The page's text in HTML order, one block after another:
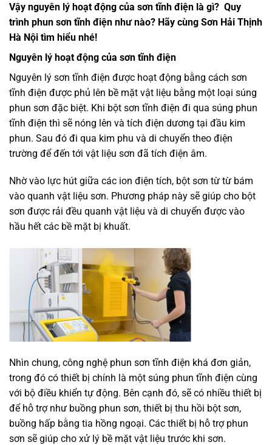
Vậy nguyên lý hoạt động của sơn tĩnh điện là gì? Quy
trình phun sơn tĩnh điện như nào? Hãy cùng Sơn Hải Thịnh
Hà Nội tìm hiểu nhé!
Nguyên lý hoạt động của sơn tĩnh điện
Nguyên lý sơn tĩnh điện được hoạt động bằng cách sơn
tĩnh điện được phủ lên bề mặt vật liệu bằng một loại súng
phun sơn đặc biệt. Khi bột sơn tĩnh điện đi qua súng phun
tĩnh điện thì sẽ nóng lên và tích điện dương tại đầu kim
phun. Sau đó đi qua kim phu và di chuyển theo điện
trường để đến tới vật liệu sơn đã tích điện âm.
Nhờ vào lực hút giữa các ion điện tích, bột sơn từ từ bám
vào quanh vật liệu sơn. Phương pháp này sẽ giúp cho bột
sơn được rải đều quanh vật liệu và di chuyển được vào
hầu hết các bề mặt bị khuất.
Nhìn chung, công nghệ phun sơn tĩnh điện khá đơn giản,
trong đó có thiết bị chính là một súng phun tĩnh điện cùng
với bộ điều khiển tự động. Bên cạnh đó, sẽ có nhiều thiết bị
để hỗ trợ như buồng phun sơn, thiết bị thu hồi bột sơn,
buồng hấp bằng tia hồng ngoại. Các thiết bị hỗ trợ phun
sơn sẽ giúp cho xử lý bề mặt vật liệu trước khi sơn.